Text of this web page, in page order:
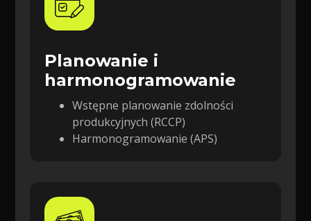
Planowanie i
harmonogramowanie
Wstępne planowanie zdolności
produkcyjnych (RCCP)
Harmonogramowanie (APS)